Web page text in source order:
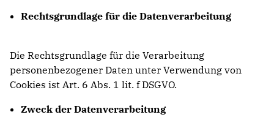
Rechtsgrundlage für die Datenverarbeitung
Die Rechtsgrundlage für die Verarbeitung
personenbezogener Daten unter Verwendung von
Cookies ist Art. 6 Abs. 1 lit. f DSGVO.
Zweck der Datenverarbeitung